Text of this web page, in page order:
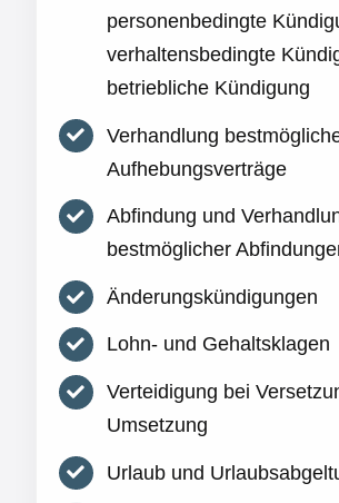
personenbedingte
verhaltensbedingte
betriebliche Kündigung
Verhandlung
Aufhebungsverträge
Abfindung und
bestmöglicher
Änderungskündigungen
Lohn- und Gehaltsklagen
Verteidigung bei
Umsetzung
Urlaub und